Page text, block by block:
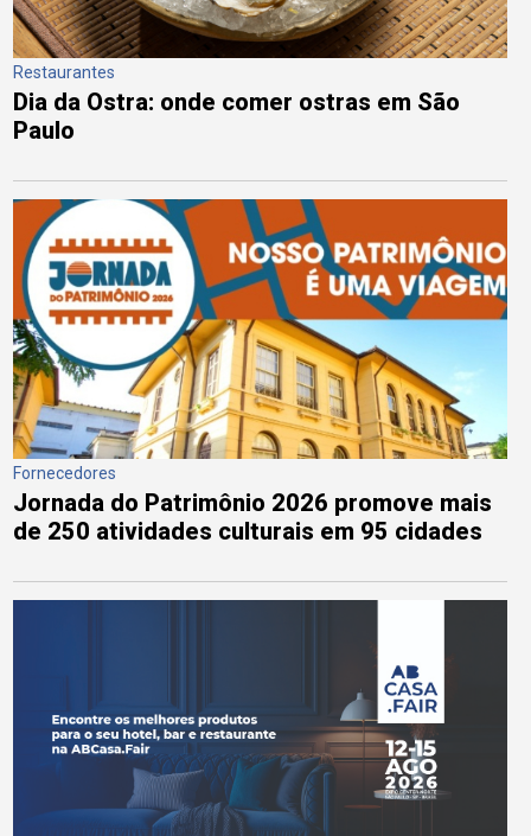
Restaurantes
Dia da Ostra: onde comer ostras em São
Paulo
Fornecedores
Jornada do Patrimônio 2026 promove mais
de 250 atividades culturais em 95 cidades